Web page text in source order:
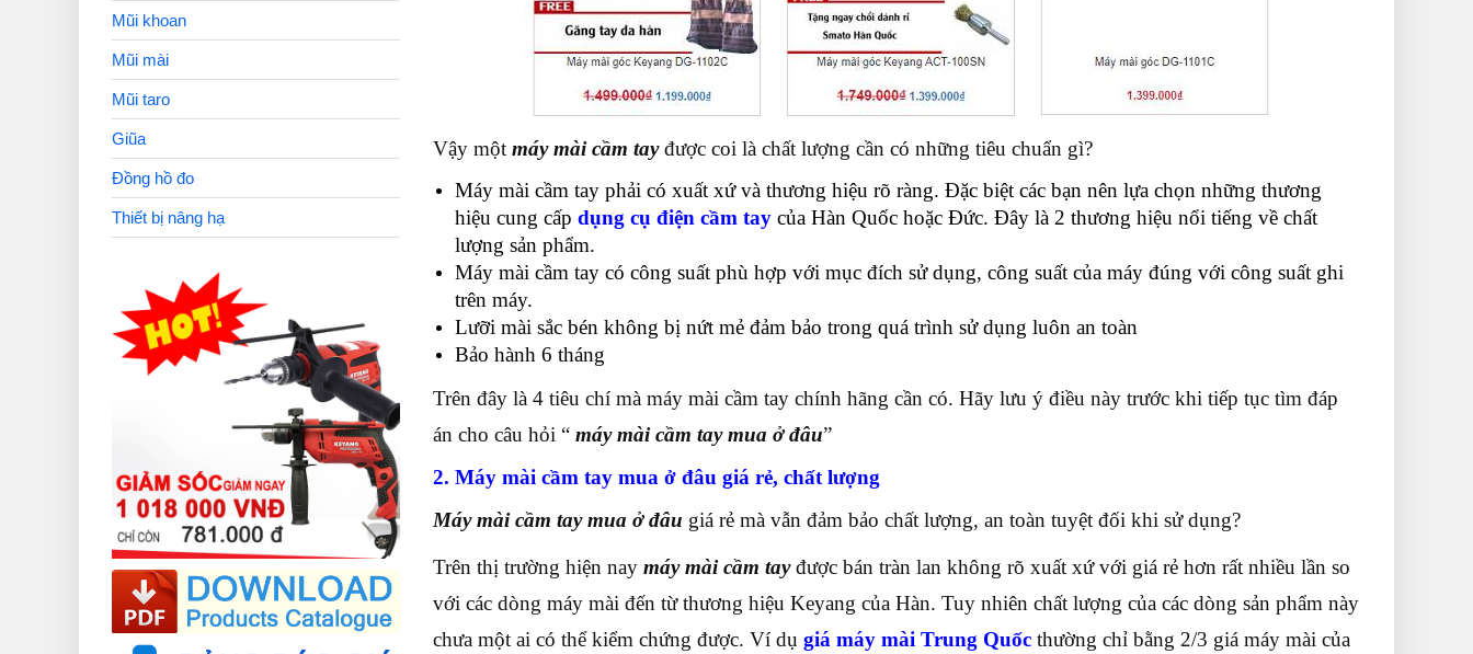
Vậy một máy mài cầm tayđược coi là chất lượng cần có những tiêu chuẩn gì?
Máy mài cầm tay phải có xuất xứ và thương hiệu rõ ràng. Đặc biệt các bạn nên lựa chọn những thương
hiệu cung cấp dụng cụ điện cầm taycủa Hàn Quốc hoặc Đức. Đây là 2 thương hiệu nổi tiếng về chất
lượng sản phẩm.
Máy mài cầm tay có công suất phù hợp với mục đích sử dụng, công suất của máy đúng với công suất ghi
trên máy.
Lưỡi mài sắc bén không bị nứt mẻ đảm bảo trong quá trình sử dụng luôn an toàn
Bảo hành 6 tháng
Trên đây là 4 tiêu chí mà máy mài cầm tay chính hãng cần có. Hãy lưu ý điều này trước khi tiếp tục tìm đáp
án cho câu hỏi “ máy mài cầm tay mua ở đâu”
2. Máy mài cầm tay mua ở đâu giá rẻ, chất lượng
Máy mài cầm tay mua ở đâu giá rẻ mà vẫn đảm bảo chất lượng, an toàn tuyệt đối khi sử dụng?
Trên thị trường hiện nay máy mài cầm tayđược bán tràn lan không rõ xuất xứ với giá rẻ hơn rất nhiều lần so
với các dòng máy mài đến từ thương hiệu Keyang của Hàn. Tuy nhiên chất lượng của các dòng sản phẩm này
chưa một ai có thể kiểm chứng được. Ví dụ giá máy mài Trung Quốcthường chỉ bằng 2/3 giá máy mài của
Mũi khoan
Mũi mài
Mũi taro
Giũa
Đồng hồ đo
Thiết bị nâng hạ